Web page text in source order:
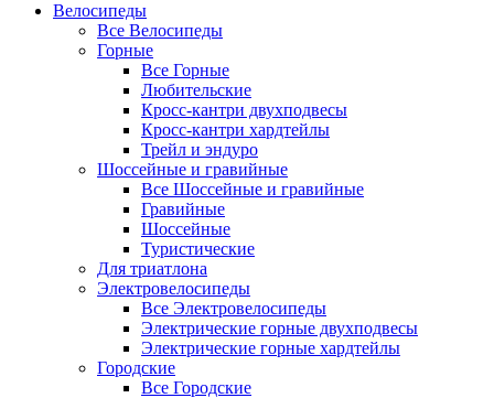
Велосипеды
Все Велосипеды
Горные
Все Горные
Любительские
Кросс-кантри двухподвесы
Кросс-кантри хардтейлы
Трейл и эндуро
Шоссейные и гравийные
Все Шоссейные и гравийные
Гравийные
Шоссейные
Туристические
Для триатлона
Электровелосипеды
Все Электровелосипеды
Электрические горные двухподвесы
Электрические горные хардтейлы
Городские
Все Городские